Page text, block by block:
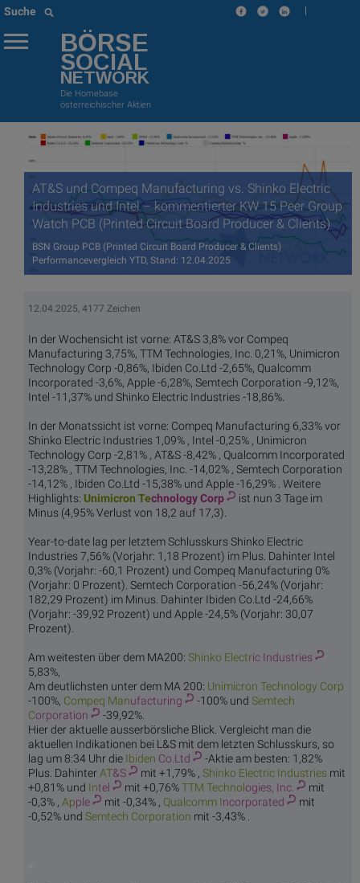
Suche |
BÖRSE
SOCIAL
NETWORK
Die Homebase
österreichischer Aktien
AT&S und Compeq Manufacturing vs. Shinko Electric
Industries und Intel – kommentierter KW 15 Peer Group
Watch PCB (Printed Circuit Board Producer & Clients)
BSN Group PCB (Printed Circuit Board Producer & Clients)
Performancevergleich YTD, Stand: 12.04.2025
12.04.2025, 4177 Zeichen
In der Wochensicht ist vorne: AT&S 3,8% vor Compeq
Manufacturing 3,75%, TTM Technologies, Inc. 0,21%, Unimicron
Technology Corp -0,86%, Ibiden Co.Ltd -2,65%, Qualcomm
Incorporated -3,6%, Apple -6,28%, Semtech Corporation -9,12%,
Intel -11,37% und Shinko Electric Industries -18,86%.
In der Monatssicht ist vorne: Compeq Manufacturing 6,33% vor
Shinko Electric Industries 1,09% , Intel -0,25% , Unimicron
Technology Corp -2,81% , AT&S -8,42% , Qualcomm Incorporated
-13,28% , TTM Technologies, Inc. -14,02% , Semtech Corporation
-14,12% , Ibiden Co.Ltd -15,38% und Apple -16,29% . Weitere
Highlights: Unimicron Technology Corp
ist nun 3 Tage im
Minus (4,95% Verlust von 18,2 auf 17,3).
Year-to-date lag per letztem Schlusskurs Shinko Electric
Industries 7,56% (Vorjahr: 1,18 Prozent) im Plus. Dahinter Intel
0,3% (Vorjahr: -60,1 Prozent) und Compeq Manufacturing 0%
(Vorjahr: 0 Prozent). Semtech Corporation -56,24% (Vorjahr:
182,29 Prozent) im Minus. Dahinter Ibiden Co.Ltd -24,66%
(Vorjahr: -39,92 Prozent) und Apple -24,5% (Vorjahr: 30,07
Prozent).
Am weitesten über dem MA200: Shinko Electric Industries
5,83%,
Am deutlichsten unter dem MA 200: Unimicron Technology Corp
-100%, Compeq Manufacturing -100% und Semtech
Corporation
-39,92%.
Hier der aktuelle ausserbörsliche Blick. Vergleicht man die
aktuellen Indikationen bei L&S mit dem letzten Schlusskurs, so
lag um 8:34 Uhr die Ibiden Co.Ltd
-Aktie am besten: 1,82%
Plus. DahinterAT&S mit +1,79% , Shinko Electric Industries mit
+0,81% und Intel mit +0,76%TTM Technologies, Inc.
mit
-0,3% , Apple mit -0,34% , Qualcomm Incorporated
mit
-0,52% und Semtech Corporation mit -3,43% .